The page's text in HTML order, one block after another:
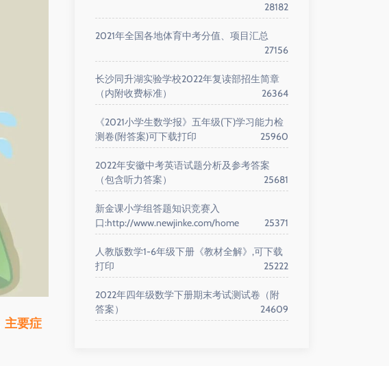
主要症
28182
2021年全国各地体育中考分值、项目汇总
27156
长沙同升湖实验学校2022年复读部招生简章
（内附收费标准）
26364
《2021小学生数学报》五年级(下)学习能力检
测卷(附答案)可下载打印
25960
2022年安徽中考英语试题分析及参考答案
（包含听力答案）
25681
新金课小学组答题知识竞赛入
口:http://www.newjinke.com/home
25371
人教版数学1-6年级下册《教材全解》,可下载
打印
25222
2022年四年级数学下册期末考试测试卷（附
答案）
24609